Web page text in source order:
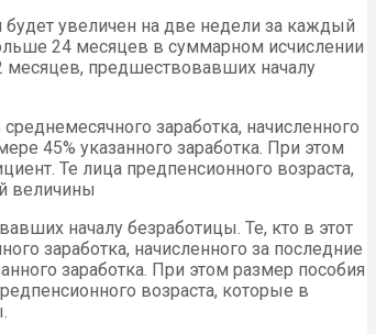
увеличен на две недели за каждый
24 месяцев в суммарном исчислении
месяцев, предшествовавших началу
заработка, начисленного
45% указанного заработка. При этом
Те лица предпенсионного возраста,
величины
началу безработицы. Те, кто в этот
заработка, начисленного за последние
заработка. При этом размер пособия
возраста, которые в